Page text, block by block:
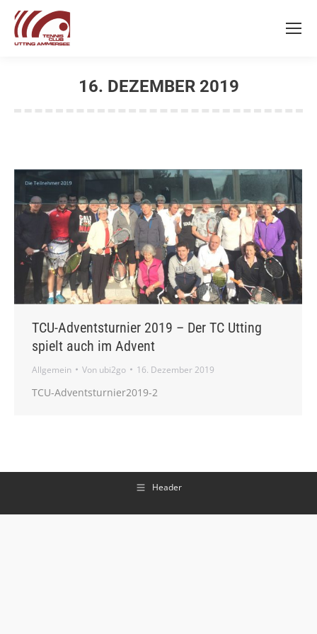
16. DEZEMBER 2019
TCU-Adventsturnier 2019 – Der TC Utting
spielt auch im Advent
Allgemein Von ubi2go 16. Dezember 2019
TCU-Adventsturnier2019-2
Header